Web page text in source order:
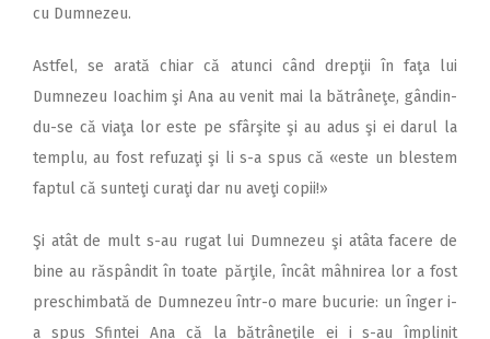
cu Dumnezeu.
Astfel, se arată chiar că atunci când drepţii în faţa lui
Dumnezeu Ioachim şi Ana au venit mai la bătrâneţe, gândin-
du-se că viaţa lor este pe sfârşite şi au adus şi ei darul la
templu, au fost refuzaţi şi li s-a spus că «este un blestem
faptul că sunteţi curaţi dar nu aveţi copii!»
Şi atât de mult s-au rugat lui Dumnezeu şi atâta facere de
bine au răspândit în toate părţile, încât mâhnirea lor a fost
preschimbată de Dumnezeu într-o mare bucurie: un înger i-
a spus Sfintei Ana că la bătrâneţile ei i s-au împlinit